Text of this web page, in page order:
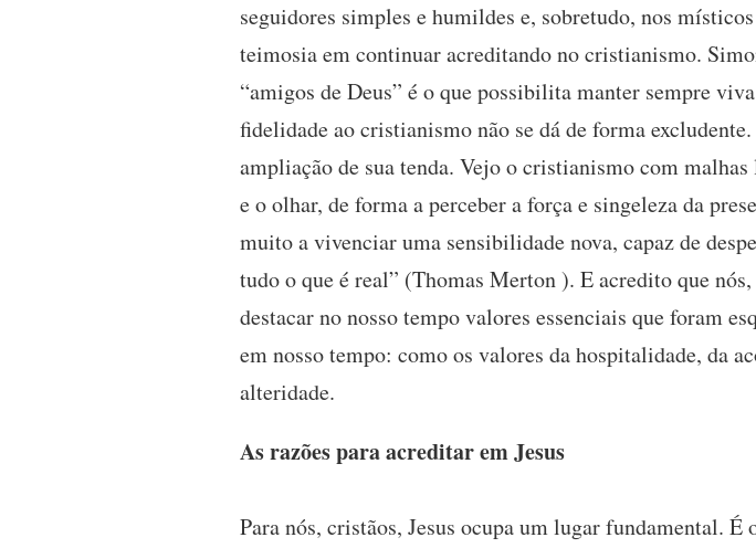
seguidores simples e humildes e, sobretudo, nos
teimosia em continuar acreditando no cristianismo.
“amigos de Deus” é o que possibilita manter sempre
fidelidade ao cristianismo não se dá de forma
ampliação de sua tenda. Vejo o cristianismo com
e o olhar, de forma a perceber a força e singeleza da
muito a vivenciar uma sensibilidade nova, capaz de
tudo o que é real” (Thomas Merton ). E acredito que
destacar no nosso tempo valores essenciais que foram
em nosso tempo: como os valores da hospitalidade, da
alteridade.
As razões para acreditar em Jesus
Para nós, cristãos, Jesus ocupa um lugar fundamental.